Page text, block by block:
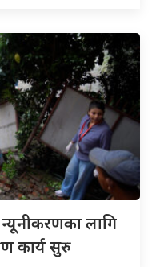
न्यूनीकरणका लागि
कार्य सुरु